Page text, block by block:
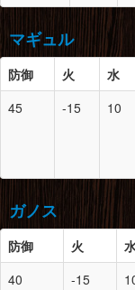
腕
9 1
脚
頭
9 -
胴
9 -
腕
9 -
腰
- -
マギュル
防御 火 水
45
-15 10
頭
9 0
胴
9 0
ガノス
防御 火
40
-15